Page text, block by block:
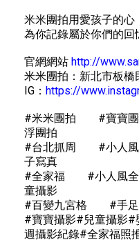
米米團拍用愛孩子的心
為你記錄屬於你們的回
官網網站 http://
米米團拍：新北市板
IG： https://
#米米團拍 #寶寶
浮團拍
#台北抓周 #小人
子寫真
#全家福 #小人風
童攝影
#百變九宮格 #手
#寶寶攝影#兒童攝影
週攝影紀錄#全家福照